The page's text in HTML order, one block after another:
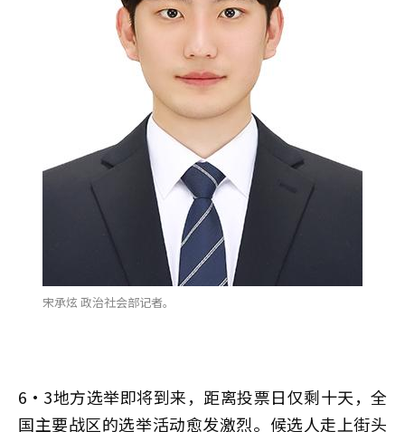
宋承炫 政治社会部记者。
6·3地方选举即将到来，距离投票日仅剩十天，全
国主要战区的选举活动愈发激烈。候选人走上街头